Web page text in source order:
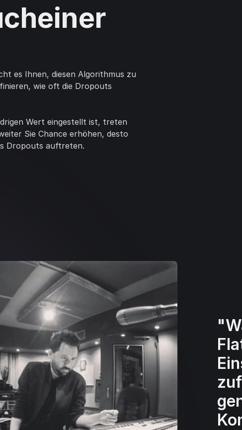
es Ihnen, diesen Algorithmus zu
wie oft die Dropouts
Wert eingestellt ist, treten
Sie Chance erhöhen, desto
Dropouts auftreten.